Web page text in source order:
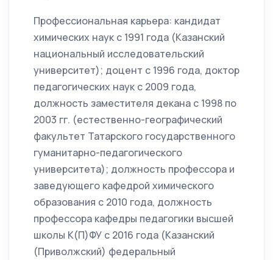
Профессиональная карьера: кандидат
химических наук с 1991 года (Казанский
национальный исследовательский
университет); доцент с 1996 года, доктор
педагогических наук с 2009 года,
должность заместителя декана с 1998 по
2003 гг. (естественно-географический
факультет Татарского государственного
гуманитарно-педагогического
университета); должность профессора и
заведующего кафедрой химического
образования с 2010 года, должность
профессора кафедры педагогики высшей
школы К(П)ФУ с 2016 года (Казанский
(Приволжский) федеральный